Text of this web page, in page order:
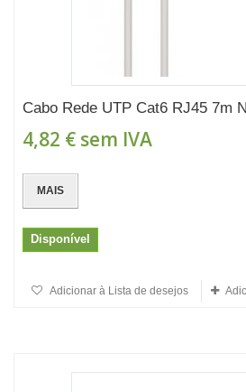
Cabo Rede UTP Cat6 RJ45 7m
4,82 € sem IVA
MAIS
Disponível
Adicionar à Lista de desejos